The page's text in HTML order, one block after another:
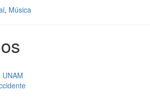
, Música